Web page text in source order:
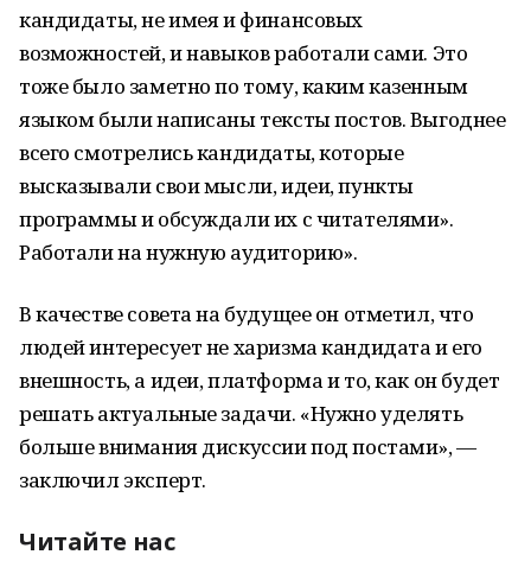
кандидаты, не имея и финансовых
возможностей, и навыков работали сами. Это
тоже было заметно по тому, каким казенным
языком были написаны тексты постов. Выгоднее
всего смотрелись кандидаты, которые
высказывали свои мысли, идеи, пункты
программы и обсуждали их с читателями».
Работали на нужную аудиторию».
В качестве совета на будущее он отметил, что
людей интересует не харизма кандидата и его
внешность, а идеи, платформа и то, как он будет
решать актуальные задачи. «Нужно уделять
больше внимания дискуссии под постами», —
заключил эксперт.
Читайте нас